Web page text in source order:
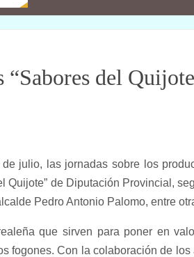
del
julio, las jornadas sobre los
Quijote” de Diputación Provincial,
Pedro Antonio Palomo, entre
que sirven para poner en
fogones. Con la colaboración de